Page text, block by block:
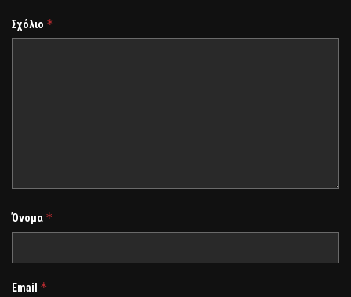
Σχόλιο *
Όνομα *
Email *